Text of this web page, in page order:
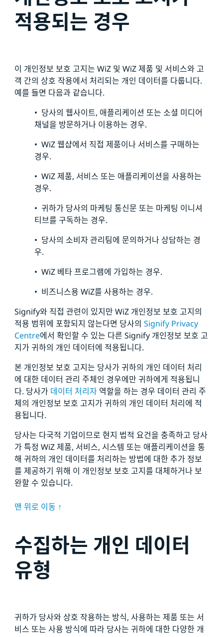
적용되는 경우
이 개인정보 보호 고지는 WiZ 및 WiZ 제품 및 서비스와 고
객 간의 상호 작용에서 처리되는 개인 데이터를 다룹니다.
예를 들면 다음과 같습니다.
• 당사의 웹사이트, 애플리케이션 또는 소셜 미디어
채널을 방문하거나 이용하는 경우.
• WiZ 웹샵에서 직접 제품이나 서비스를 구매하는
경우.
• WiZ 제품, 서비스 또는 애플리케이션을 사용하는
경우.
• 귀하가 당사의 마케팅 통신문 또는 마케팅 이니셔
티브를 구독하는 경우.
• 당사의 소비자 관리팀에 문의하거나 상담하는 경
우.
• WiZ 베타 프로그램에 가입하는 경우.
• 비즈니스용 WiZ를 사용하는 경우.
Signify와 직접 관련이 있지만 WiZ 개인정보 보호 고지의
적용 범위에 포함되지 않는다면 당사의 Signify Privacy
Centre에서 확인할 수 있는 다른 Signify 개인정보 보호 고
지가 귀하의 개인 데이터에 적용됩니다.
본 개인정보 보호 고지는 당사가 귀하의 개인 데이터 처리
에 대한 데이터 관리 주체인 경우에만 귀하에게 적용됩니
다. 당사가 데이터 처리자역할을 하는 경우 데이터 관리 주
체의 개인정보 보호 고지가 귀하의 개인 데이터 처리에 적
용됩니다.
당사는 다국적 기업이므로 현지 법적 요건을 충족하고 당사
가 특정 WiZ 제품, 서비스, 시스템 또는 애플리케이션을 통
해 귀하의 개인 데이터를 처리하는 방법에 대한 추가 정보
를 제공하기 위해 이 개인정보 보호 고지를 대체하거나 보
완할 수 있습니다.
맨 위로 이동 ↑
수집하는 개인 데이터
유형
귀하가 당사와 상호 작용하는 방식, 사용하는 제품 또는 서
비스 또는 사용 방식에 따라 당사는 귀하에 대한 다양한 개